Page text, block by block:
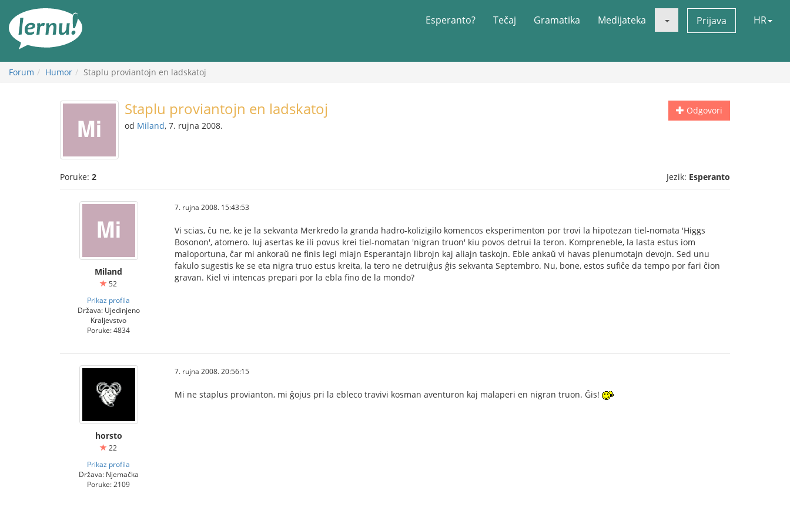
Esperanto? Tečaj Gramatika Medijateka Prijava HR
Forum Humor Staplu proviantojn en ladskatoj
Odgovori
Staplu proviantojn en ladskatoj
od Miland, 7. rujna 2008.
Poruke: 2 Jezik: Esperanto
Miland
52
Prikaz profila
Država: Ujedinjeno
Kraljevstvo
Poruke: 4834
7. rujna 2008. 15:43:53
Vi scias, ĉu ne, ke je la sekvanta Merkredo la granda hadro-kolizigilo komencos eksperimenton por trovi la hipotezan tiel-nomata 'Higgs
Bosonon', atomero. Iuj asertas ke ili povus krei tiel-nomatan 'nigran truon' kiu povos detrui la teron. Kompreneble, la lasta estus iom
maloportuna, ĉar mi ankoraŭ ne finis legi miajn Esperantajn librojn kaj aliajn taskojn. Eble ankaŭ vi havas plenumotajn devojn. Sed unu
fakulo sugestis ke se eta nigra truo estus kreita, la tero ne detruiĝus ĝis sekvanta Septembro. Nu, bone, estos sufiĉe da tempo por fari ĉion
gravan. Kiel vi intencas prepari por la ebla fino de la mondo?
horsto
22
Prikaz profila
Država: Njemačka
Poruke: 2109
7. rujna 2008. 20:56:15
Mi ne staplus provianton, mi ĝojus pri la ebleco travivi kosman aventuron kaj malaperi en nigran truon. Ĝis!